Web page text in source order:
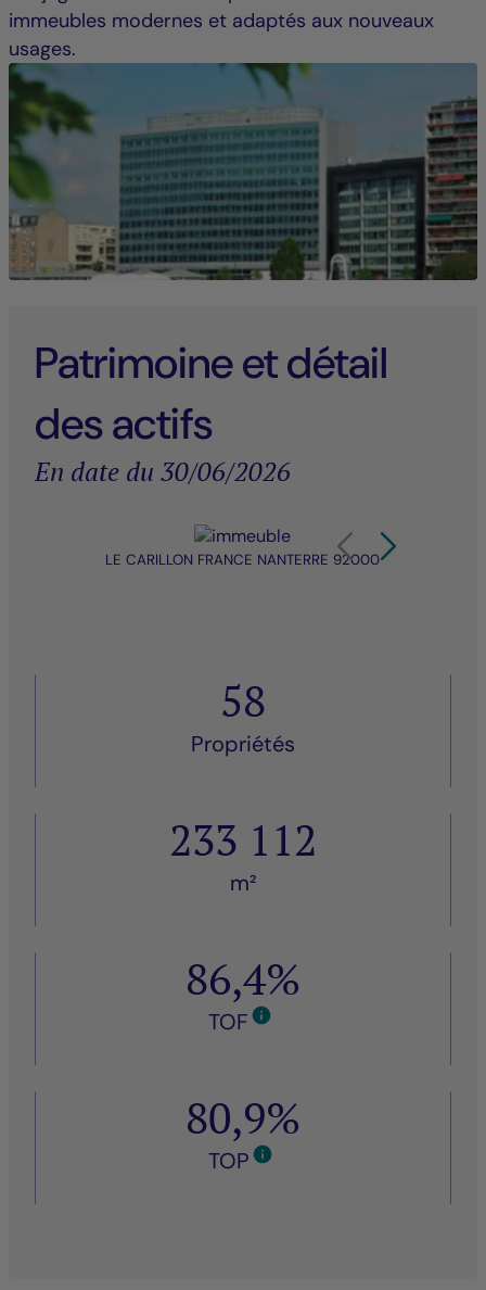
immeubles modernes et adaptés aux nouveaux
usages.
Patrimoine et détail
des actifs
En date du 30/06/2026
Carrousel de produit
Carrousel de
Élément 1 sur 20
LE CARILLON FRANCE NANTERRE 92000
58
Propriétés
233 112
m²
86,4%
TOF
80,9%
TOP